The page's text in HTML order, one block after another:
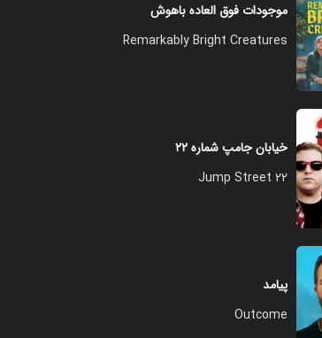
موجودات فوق العاده باهوش
Remarkably Bright Creatures
خیابان جامپ شماره ۲۲
22 Jump Street
پیامد
Outcome